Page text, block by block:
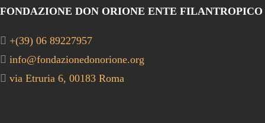
FONDAZIONE DON ORIONE ENTE FILANTROPICO
+(39) 06 89227957
info@fondazionedonorione.org
via Etruria 6, 00183 Roma